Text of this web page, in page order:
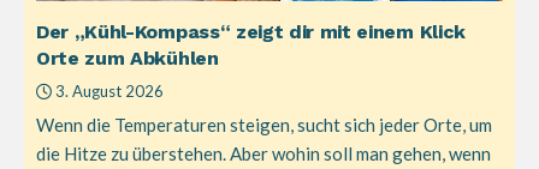
Der „Kühl-Kompass“ zeigt dir mit einem Klick
Orte zum Abkühlen
3. August 2026
Wenn die Temperaturen steigen, sucht sich jeder Orte, um
die Hitze zu überstehen. Aber wohin soll man gehen, wenn